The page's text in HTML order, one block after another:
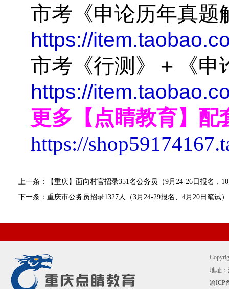
市考《申论历年真题
https://
市考《行测》＋《申
https://
更多【点睛教育】配
https://
上一条：【重庆】面向村官招录351名公务员（9月24-26日报名，
下一条：重庆市公务员招录1327人（3月24-29报名、4月20日笔试）
地址
渝ICP